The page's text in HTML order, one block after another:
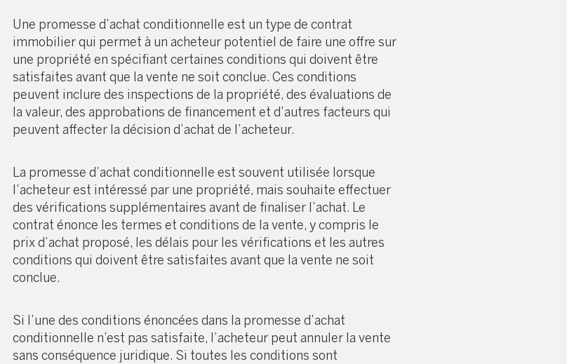
Une promesse d’achat conditionnelle est un type de contrat
immobilier qui permet à un acheteur potentiel de faire une offre sur
une propriété en spécifiant certaines conditions qui doivent être
satisfaites avant que la vente ne soit conclue. Ces conditions
peuvent inclure des inspections de la propriété, des évaluations de
la valeur, des approbations de financement et d’autres facteurs qui
peuvent affecter la décision d’achat de l’acheteur.
La promesse d’achat conditionnelle est souvent utilisée lorsque
l’acheteur est intéressé par une propriété, mais souhaite effectuer
des vérifications supplémentaires avant de finaliser l’achat. Le
contrat énonce les termes et conditions de la vente, y compris le
prix d’achat proposé, les délais pour les vérifications et les autres
conditions qui doivent être satisfaites avant que la vente ne soit
conclue.
Si l’une des conditions énoncées dans la promesse d’achat
conditionnelle n’est pas satisfaite, l’acheteur peut annuler la vente
sans conséquence juridique. Si toutes les conditions sont